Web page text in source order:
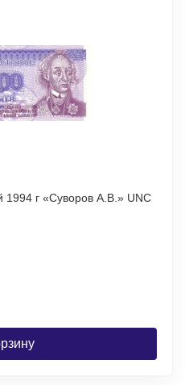
Приднестровье 1000 рублей 1994 г «Суворов А.В.» UNC